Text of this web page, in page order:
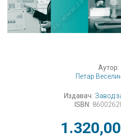
Аутор:
Петар
Издавач: Завод
ISBN:
1.320,00